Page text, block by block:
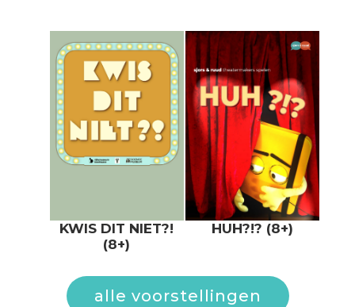
KWIS DIT NIET?!
(8+)
HUH?!? (8+)
alle voorstellingen